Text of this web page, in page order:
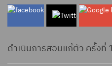
ดําเนินการสอบแก้ตัว ครั้งที่